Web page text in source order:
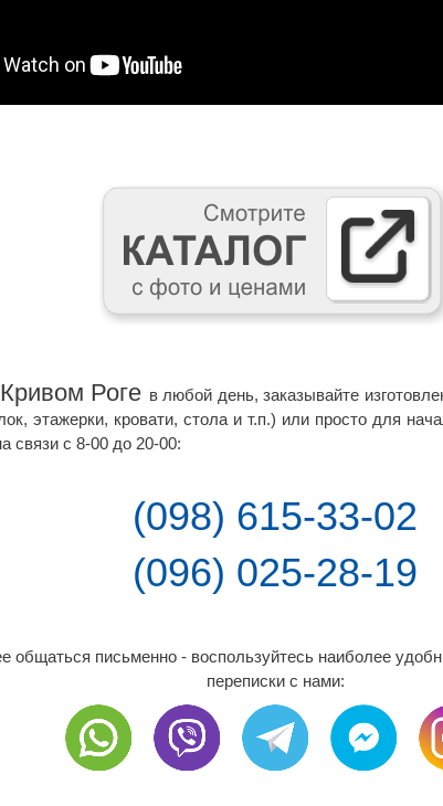
Роге в любой день, заказывайте
этажерки, кровати, стола и т.п.) или просто для
связи с 8-00 до 20-00:
(098) 615-33-02
(096) 025-28-19
общаться письменно - воспользуйтесь наиболее
переписки с нами: